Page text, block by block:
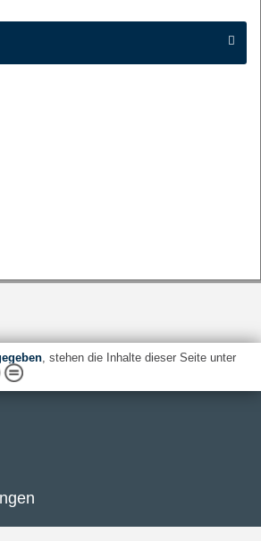
, stehen die Inhalte dieser Seite unter